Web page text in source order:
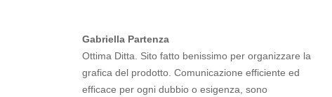
Gabriella Partenza
Ottima Ditta. Sito fatto benissimo per organizzare la
grafica del prodotto. Comunicazione efficiente ed
efficace per ogni dubbio o esigenza, sono